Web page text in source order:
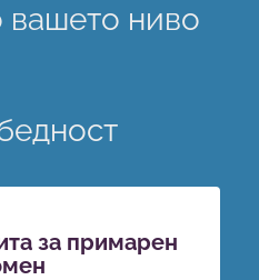
вашето ниво
за примарен